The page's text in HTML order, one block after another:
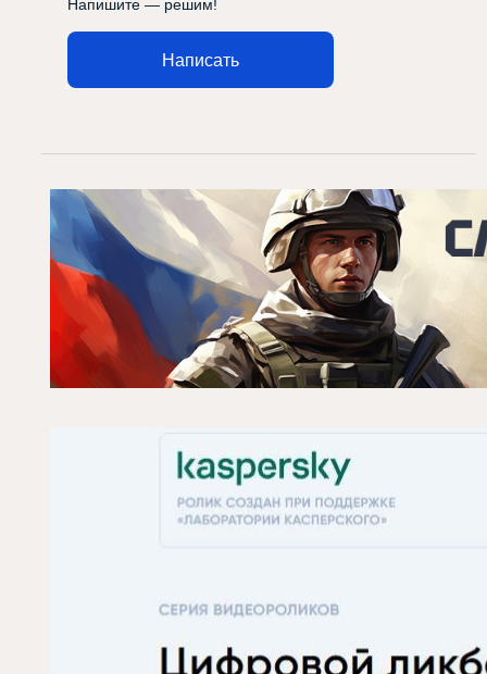
Напишите — решим!
Написать